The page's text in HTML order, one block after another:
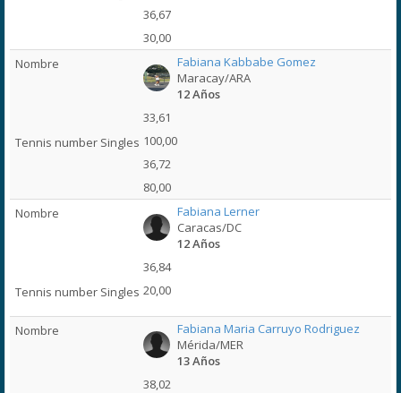
36,67
30,00
Fabiana Kabbabe Gomez
Maracay/ARA
12 Años
33,61
100,00
36,72
80,00
Fabiana Lerner
Caracas/DC
12 Años
36,84
20,00
Fabiana Maria Carruyo Rodriguez
Mérida/MER
13 Años
38,02